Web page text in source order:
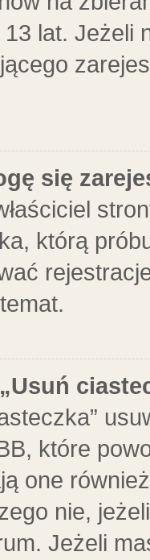
lat. Jeżeli
się
którą
które
one
nie,
Jeżeli